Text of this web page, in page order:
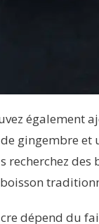
également
gingembre et
recherchez des
dépend du